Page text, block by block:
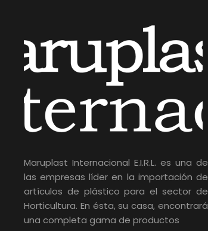
Maruplast Internacional E.I.R.L. es una de
las empresas líder en la importación de
artículos de plástico para el sector de
Horticultura. En ésta, su casa, encontrará
una completa gama de productos